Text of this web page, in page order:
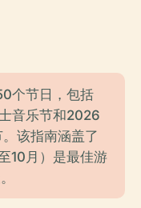
个节日，包括
音乐节和2026
该指南涵盖了
10月）是最佳游